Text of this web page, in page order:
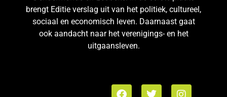
brengt Editie verslag uit van het politiek, cultureel,
sociaal en economisch leven. Daarnaast gaat
ook aandacht naar het verenigings- en het
uitgaansleven.